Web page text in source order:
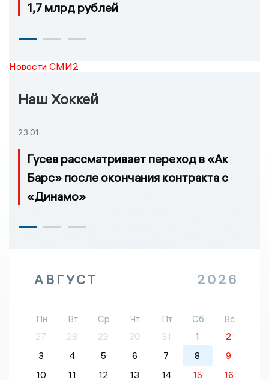
1,7 млрд рублей
Новости СМИ2
Наш Хоккей
23:01
Гусев рассматривает переход в «Ак
Барс» после окончания контракта с
«Динамо»
АВГУСТ 2026
Пн Вт Ср Чт Пт Сб
Вс
27
28 29 30 31 1
2
3
4 5 6 7 8
9
10
11 12 13 14 15
16